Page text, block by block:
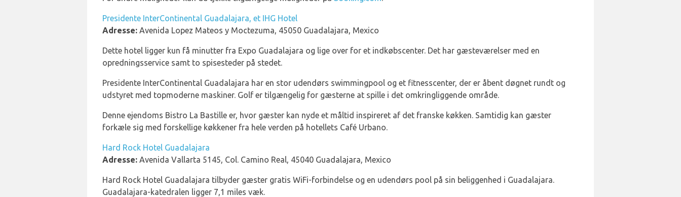
Presidente InterContinental Guadalajara, et IHG Hotel
Adresse: Avenida Lopez Mateos y Moctezuma, 45050 Guadalajara, Mexico
Dette hotel ligger kun få minutter fra Expo Guadalajara og lige over for et indkøbscenter. Det har gæsteværelser med en
opredningsservice samt to spisesteder på stedet.
Presidente InterContinental Guadalajara har en stor udendørs swimmingpool og et fitnesscenter, der er åbent døgnet rundt og
udstyret med topmoderne maskiner. Golf er tilgængelig for gæsterne at spille i det omkringliggende område.
Denne ejendoms Bistro La Bastille er, hvor gæster kan nyde et måltid inspireret af det franske køkken. Samtidig kan gæster
forkæle sig med forskellige køkkener fra hele verden på hotellets Café Urbano.
Hard Rock Hotel Guadalajara
Adresse: Avenida Vallarta 5145, Col. Camino Real, 45040 Guadalajara, Mexico
Hard Rock Hotel Guadalajara tilbyder gæster gratis WiFi-forbindelse og en udendørs pool på sin beliggenhed i Guadalajara.
Guadalajara-katedralen ligger 7,1 miles væk.